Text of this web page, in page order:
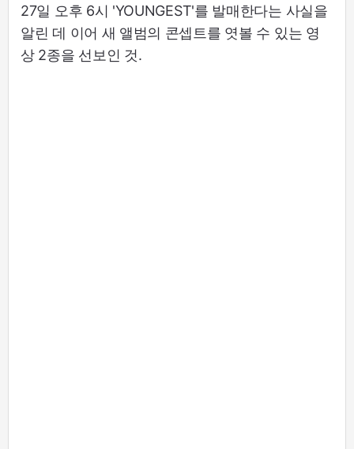
27일 오후 6시 'YOUNGEST'를 발매한다는 사실을
알린 데 이어 새 앨범의 콘셉트를 엿볼 수 있는 영
상 2종을 선보인 것.